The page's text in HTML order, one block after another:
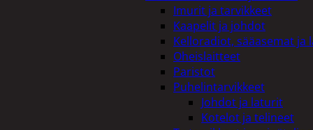
Imurit ja tarvikkeet
Kaapelit ja johdot
Kelloradiot, sääasemat
Oheislaitteet
Paristot
Puhelintarvikkeet
Johdot ja laturit
Kotelot ja telineet